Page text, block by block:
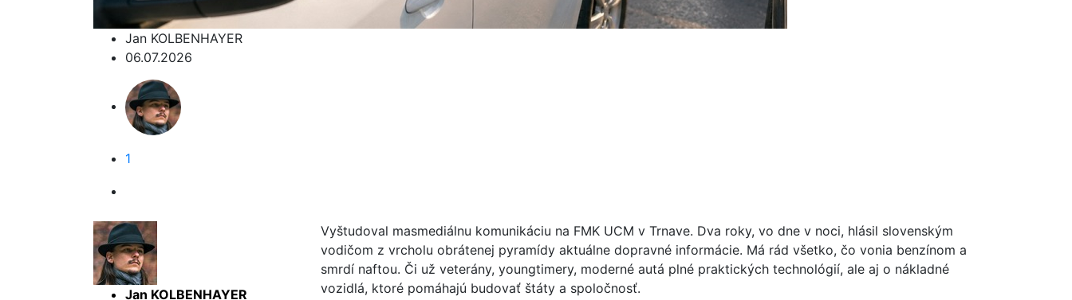
Jan KOLBENHAYER
06.07.2026
1
Jan KOLBENHAYER
Vyštudoval masmediálnu komunikáciu na FMK UCM v Trnave. Dva roky, vo dne v noci, hlásil slovenským
vodičom z vrcholu obrátenej pyramídy aktuálne dopravné informácie. Má rád všetko, čo vonia benzínom a
smrdí naftou. Či už veterány, youngtimery, moderné autá plné praktických technológií, ale aj o nákladné
vozidlá, ktoré pomáhajú budovať štáty a spoločnosť.